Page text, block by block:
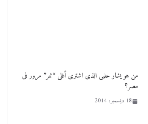
من هو يشار حلمى الذى اشترى أغلى “نمر” مرور فى
مصر؟
18 ديسمبر، 2014